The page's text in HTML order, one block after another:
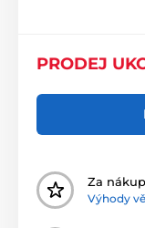
PRODEJ
Za
Výhody